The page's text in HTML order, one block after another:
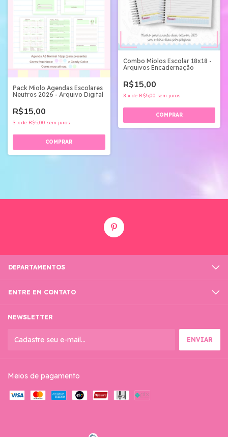
Pack Miolo Agendas Escolares
Neutros 2026 - Arquivo Digital
R$15,00
3 x de R$5,00 sem juros
Combo Miolos Escolar 18x18 -
Arquivos Encadernação
R$15,00
3 x de R$5,00 sem juros
DEPARTAMENTOS
ENTRE EM CONTATO
NEWSLETTER
Meios de pagamento